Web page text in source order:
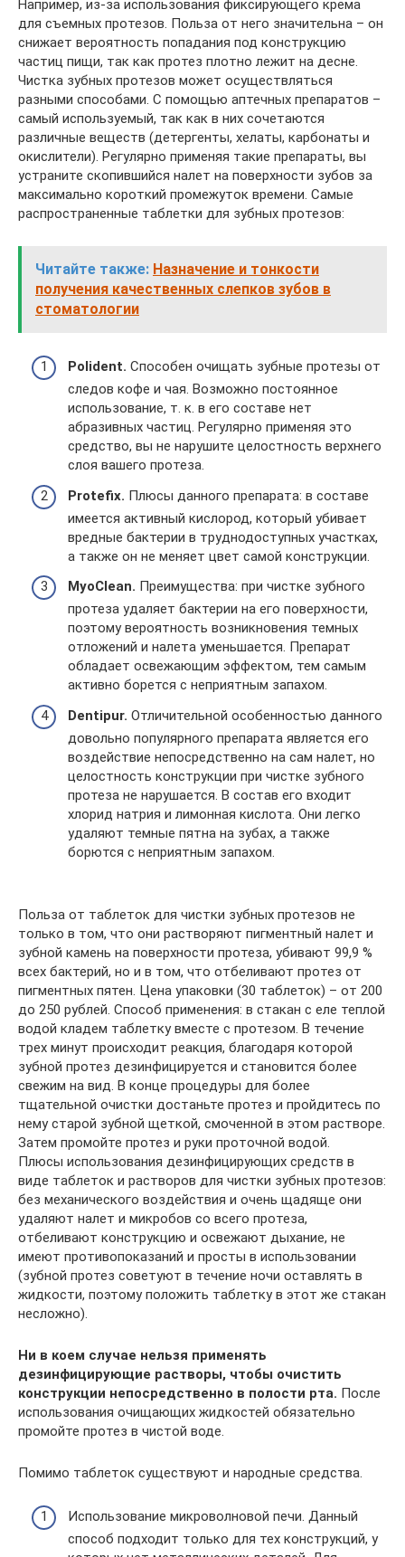
Например, из-за использования фиксирующего крема
для съемных протезов. Польза от него значительна – он
снижает вероятность попадания под конструкцию
частиц пищи, так как протез плотно лежит на десне.
Чистка зубных протезов может осуществляться
разными способами. С помощью аптечных препаратов –
самый используемый, так как в них сочетаются
различные веществ (детергенты, хелаты, карбонаты и
окислители). Регулярно применяя такие препараты, вы
устраните скопившийся налет на поверхности зубов за
максимально короткий промежуток времени. Самые
распространенные таблетки для зубных протезов:
Читайте также: Назначение и тонкости
получения качественных слепков зубов в
стоматологии
Polident. Способен очищать зубные протезы от
следов кофе и чая. Возможно постоянное
использование, т. к. в его составе нет
абразивных частиц. Регулярно применяя это
средство, вы не нарушите целостность верхнего
слоя вашего протеза.
Protefix. Плюсы данного препарата: в составе
имеется активный кислород, который убивает
вредные бактерии в труднодоступных участках,
а также он не меняет цвет самой конструкции.
MyoClean. Преимущества: при чистке зубного
протеза удаляет бактерии на его поверхности,
поэтому вероятность возникновения темных
отложений и налета уменьшается. Препарат
обладает освежающим эффектом, тем самым
активно борется с неприятным запахом.
Dentipur. Отличительной особенностью данного
довольно популярного препарата является его
воздействие непосредственно на сам налет, но
целостность конструкции при чистке зубного
протеза не нарушается. В состав его входит
хлорид натрия и лимонная кислота. Они легко
удаляют темные пятна на зубах, а также
борются с неприятным запахом.
Польза от таблеток для чистки зубных протезов не
только в том, что они растворяют пигментный налет и
зубной камень на поверхности протеза, убивают 99,9 %
всех бактерий, но и в том, что отбеливают протез от
пигментных пятен. Цена упаковки (30 таблеток) – от 200
до 250 рублей. Способ применения: в стакан с еле теплой
водой кладем таблетку вместе с протезом. В течение
трех минут происходит реакция, благодаря которой
зубной протез дезинфицируется и становится более
свежим на вид. В конце процедуры для более
тщательной очистки достаньте протез и пройдитесь по
нему старой зубной щеткой, смоченной в этом растворе.
Затем промойте протез и руки проточной водой.
Плюсы использования дезинфицирующих средств в
виде таблеток и растворов для чистки зубных протезов:
без механического воздействия и очень щадяще они
удаляют налет и микробов со всего протеза,
отбеливают конструкцию и освежают дыхание, не
имеют противопоказаний и просты в использовании
(зубной протез советуют в течение ночи оставлять в
жидкости, поэтому положить таблетку в этот же стакан
несложно).
Ни в коем случае нельзя применять
дезинфицирующие растворы, чтобы очистить
конструкции непосредственно в полости рта. После
использования очищающих жидкостей обязательно
промойте протез в чистой воде.
Помимо таблеток существуют и народные средства.
Использование микроволновой печи. Данный
способ подходит только для тех конструкций, у